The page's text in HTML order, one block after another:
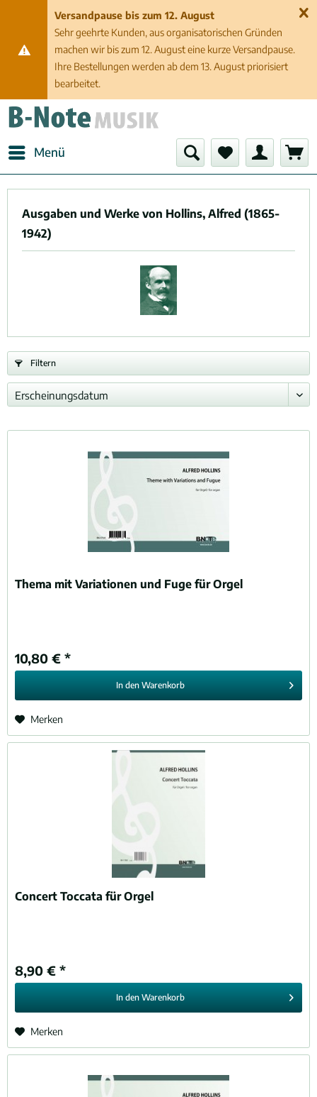
Versandpause bis zum 12. August
Sehr geehrte Kunden, aus organisatorischen Gründen
machen wir bis zum 12. August eine kurze Versandpause.
Ihre Bestellungen werden ab dem 13. August priorisiert
bearbeitet.
Menü
Ausgaben und Werke von Hollins, Alfred (1865-
1942)
Filtern
Thema mit Variationen und Fuge für Orgel
10,80 € *
In den Warenkorb
Merken
Concert Toccata für Orgel
8,90 € *
In den Warenkorb
Merken